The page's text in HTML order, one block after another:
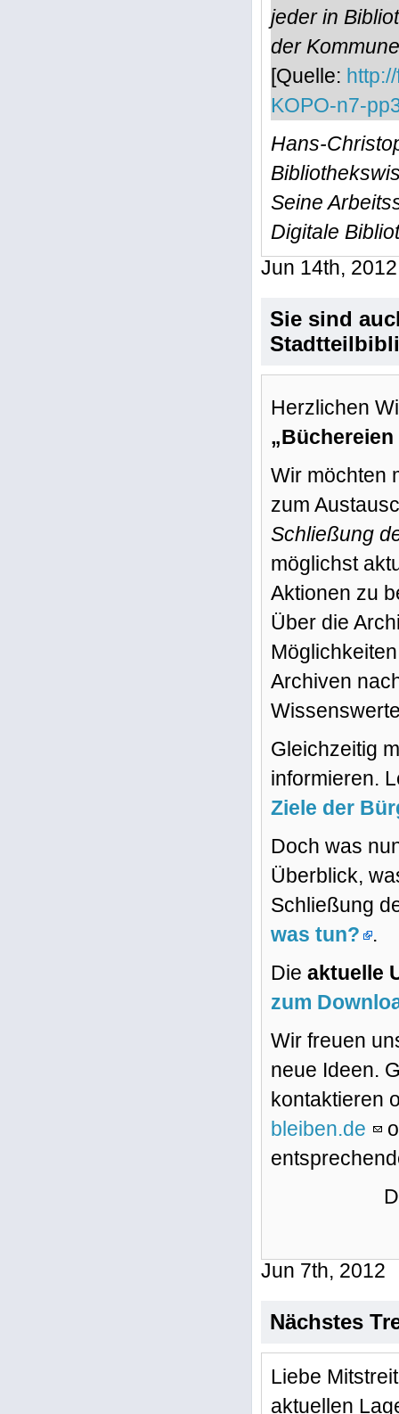
jeder in
der
[Quelle:
KOPO-n7-
Hans-
Seine
Digitale
Jun 14th, 2012
Sie sind
Herzlichen
„Büchereien
Wir möchten
zum
Schließung
möglichst
Aktionen zu
Über die
Archiven
Gleichzeitig
informieren.
Ziele der
Doch was
Überblick,
Schließung
was tun?
.
Die aktuelle
zum
Wir freuen
neue Ideen.
kontaktieren
bleiben.de
Jun 7th, 2012
Nächstes
Liebe
aktuellen